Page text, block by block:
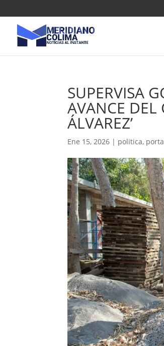
SUPERVISA
AVANCE DEL
ÁLVAREZ’
Ene 15, 2026 | politica,